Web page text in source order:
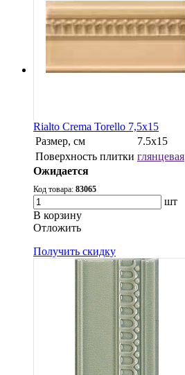
Rialto Crema Torello 7,5x15
Размер, см
7.5x15
Поверхность плитки глянцевая
Ожидается
Код товара: 83065
шт
В корзину
Oтложить
Получить скидку